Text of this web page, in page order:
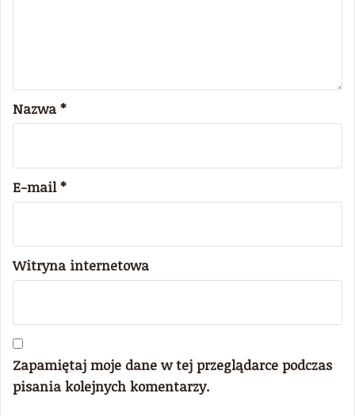
Nazwa *
E-mail*
Witryna internetowa
Zapamiętaj moje dane w tej przeglądarce podczas
pisania kolejnych komentarzy.